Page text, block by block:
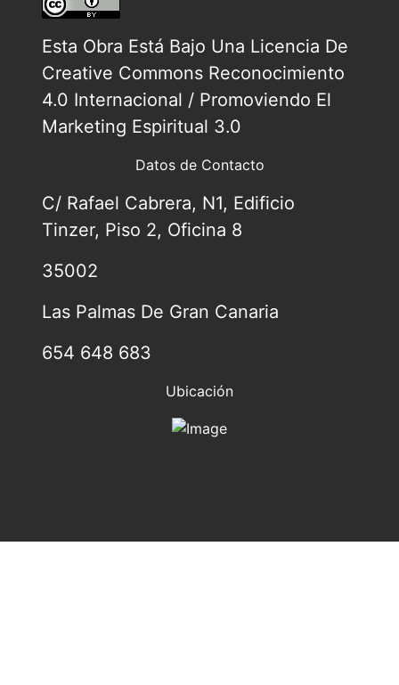
Esta Obra Está Bajo Una Licencia De
Creative Commons Reconocimiento
4.0 Internacional / Promoviendo El
Marketing Espiritual 3.0
Datos de Contacto
C/ Rafael Cabrera, N1, Edificio
Tinzer, Piso 2, Oficina 8
35002
Las Palmas De Gran Canaria
654 648 683
Ubicación